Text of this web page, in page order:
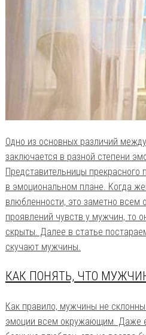
Одно из основных различий
заключается в разной степени
Представительницы
в эмоциональном плане. Когда
влюбленности, это заметно
проявлений чувств у мужчин, то
скрыты. Далее в статье
скучают мужчины.
КАК ПОНЯТЬ, ЧТО
Как правило, мужчины не
эмоции всем окружающим. Даже